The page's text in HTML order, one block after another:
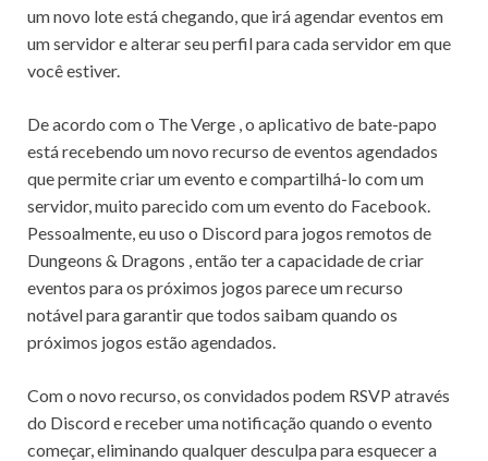
um novo lote está chegando, que irá agendar eventos em
um servidor e alterar seu perfil para cada servidor em que
você estiver.
De acordo com o The Verge , o aplicativo de bate-papo
está recebendo um novo recurso de eventos agendados
que permite criar um evento e compartilhá-lo com um
servidor, muito parecido com um evento do Facebook.
Pessoalmente, eu uso o Discord para jogos remotos de
Dungeons & Dragons , então ter a capacidade de criar
eventos para os próximos jogos parece um recurso
notável para garantir que todos saibam quando os
próximos jogos estão agendados.
Com o novo recurso, os convidados podem RSVP através
do Discord e receber uma notificação quando o evento
começar, eliminando qualquer desculpa para esquecer a